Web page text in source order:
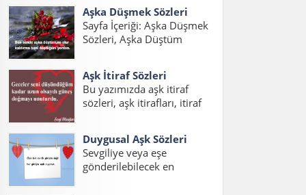
sözleri duygusal, sevgilim
için aşk sözleri ve sevgiliye
kısa aşk sözleri resimli
okuyabilirsiniz....
Aşka Düşmek Sözleri
Sayfa İçeriği: Aşka Düşmek
Sözleri, Aşka Düştüm
Aşık Oldum Sözleri, Aşka
Düşmek Sözleri Sevgiliye,
Sevdaya Tutuldum Sözleri,
Aşka Düşmek Sözleri
Sözleri Facebook Aşka...
Aşk İtiraf Sözleri
Bu yazımızda aşk itiraf
sözleri, aşk itirafları, itiraf
aşk itiraf sözleri yazılarını
bulabilirsiniz. Aşkını itiraf
etme sözleri yerine ve
Duygusal Aşk Sözleri
Sevgiliye veya eşe
gönderilebilecek en